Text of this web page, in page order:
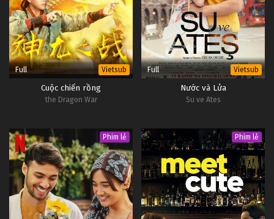
Full Vietsub
Cuộc chiến rồng
the Dragon War
Full Vietsub
Nước và Lửa
Su ve Ates
Phim lẻ Phim lẻ